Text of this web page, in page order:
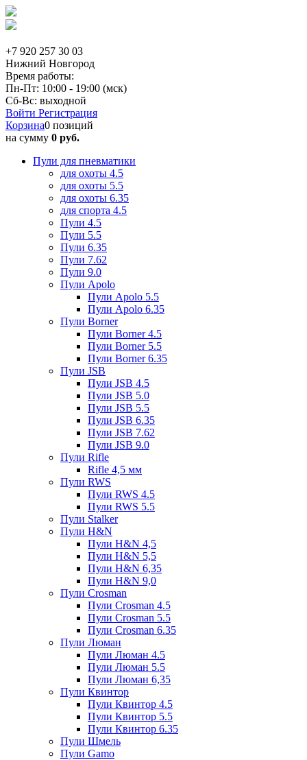
+7 920 257 30 03
Нижний Новгород
Время работы:
Пн-Пт: 10:00 - 19:00 (мск)
Сб-Вс: выходной
Войти Регистрация
Корзина0 позиций
на сумму 0 руб.
Пули для пневматики
для охоты 4.5
для охоты 5.5
для охоты 6.35
для спорта 4.5
Пули 4.5
Пули 5.5
Пули 6.35
Пули 7.62
Пули 9.0
Пули Apolo
Пули Apolo 5.5
Пули Apolo 6.35
Пули Borner
Пули Borner 4.5
Пули Borner 5.5
Пули Borner 6.35
Пули JSB
Пули JSB 4.5
Пули JSB 5.0
Пули JSB 5.5
Пули JSB 6.35
Пули JSB 7.62
Пули JSB 9.0
Пули Rifle
Rifle 4,5 мм
Пули RWS
Пули RWS 4.5
Пули RWS 5.5
Пули Stalker
Пули H&N
Пули H&N 4,5
Пули H&N 5,5
Пули H&N 6,35
Пули H&N 9,0
Пули Crosman
Пули Crosman 4.5
Пули Crosman 5.5
Пули Crosman 6.35
Пули Люман
Пули Люман 4.5
Пули Люман 5.5
Пули Люман 6,35
Пули Квинтор
Пули Квинтор 4.5
Пули Квинтор 5.5
Пули Квинтор 6.35
Пули Шмель
Пули Gamo